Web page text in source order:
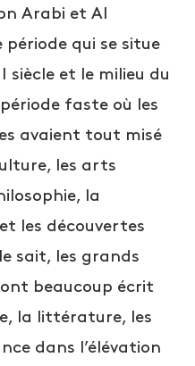
Arabi et Al
qui se situe
siècle et le milieu du
faste où les
avaient tout misé
les arts
la
les découvertes
sait, les grands
beaucoup écrit
la littérature, les
dans l’élévation